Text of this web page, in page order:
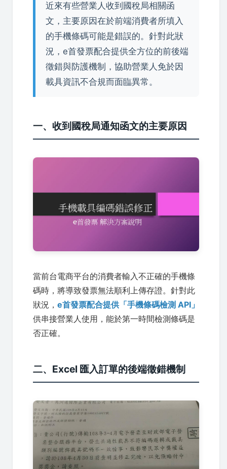
近來有些營業人收到國稅局相關函
文，主要原因在於前端消費者所填入
的手機條碼可能是錯誤的。針對此狀
況，e首發票配合提供全方位的前後端
徵錯與防護機制，協助營業人免於因
載具資訊不合規而面臨異常。
一、收到國稅局通知函文的主要原因
當前台電商平台的消費者輸入不正確的手機條
碼時，將導致發票無法順利上傳存證。針對此
狀況， e首發票配合提供「手機條碼檢測 API」
供串接營業人使用，能於第一時間檢測條碼是
否正確。
二、Excel 匯入訂單的後端徵錯機制